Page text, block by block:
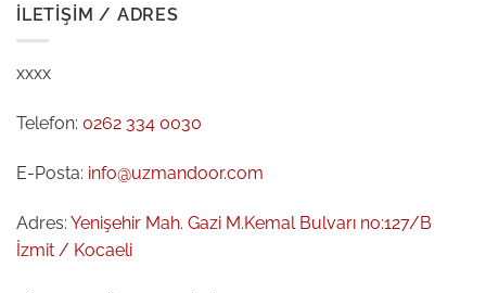
İLETIŞIM / ADRES
xxxx
Telefon: 0262 334 0030
E-Posta: info@uzmandoor.com
Adres: Yenişehir Mah. Gazi M.Kemal Bulvarı no:127/B
İzmit / Kocaeli